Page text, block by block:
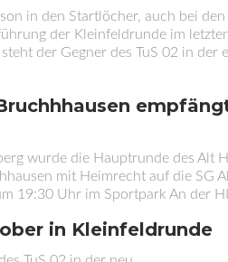
in den Startlöcher, auch bei
der Kleinfeldrunde im
der Gegner des TuS 02 in der
wurde die Hauptrunde des Alt
mit Heimrecht auf die SG
19:30 Uhr im Sportpark An der
in Kleinfeldrunde